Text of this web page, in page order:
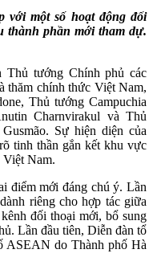
với một số hoạt động đối
thành phần mới tham dự.
tướng Chính phủ các
thăm chính thức Việt Nam,
Thủ tướng Campuchia
Charnvirakul và Thủ
Sự hiện diện của
tinh thần gắn kết khu vực
Việt Nam.
điểm mới đáng chú ý. Lần
riêng cho hợp tác giữa
đối thoại mới, bổ sung
Lần đầu tiên, Diễn đàn tổ
ASEAN do Thành phố Hà